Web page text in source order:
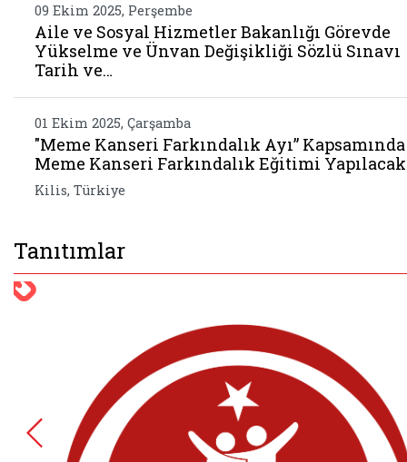
09 Ekim 2025, Perşembe
Aile ve Sosyal Hizmetler Bakanlığı Görevde
Yükselme ve Ünvan Değişikliği Sözlü Sınavı
Tarih ve…
01 Ekim 2025, Çarşamba
"Meme Kanseri Farkındalık Ayı” Kapsamında
Meme Kanseri Farkındalık Eğitimi
Kilis, Türkiye
Tanıtımlar